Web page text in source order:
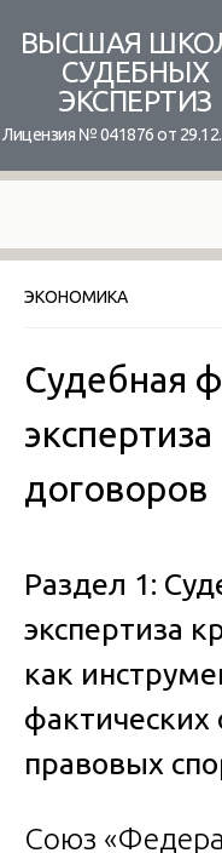
content
ВЫСШАЯ
СУДЕБНЫХ
ЭКСПЕРТИЗ
Лицензия № 041876 от
ЭКОНОМИКА
Судебная
договоров
Раздел 1:
экспертиза
как
фактических
правовых
Союз